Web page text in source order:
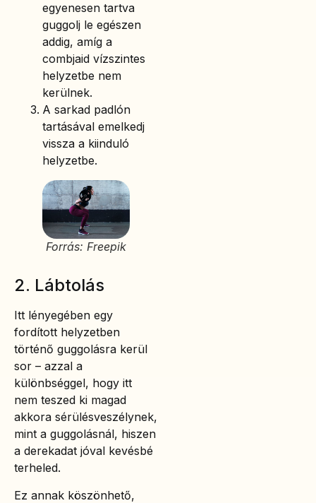
egyenesen tartva
guggolj le egészen
addig, amíg a
combjaid vízszintes
helyzetbe nem
kerülnek.
A sarkad padlón
tartásával emelkedj
vissza a kiinduló
helyzetbe.
Forrás: Freepik
2. Lábtolás
Itt lényegében egy
fordított helyzetben
történő guggolásra kerül
sor – azzal a
különbséggel, hogy itt
nem teszed ki magad
akkora sérülésveszélynek,
mint a guggolásnál, hiszen
a derekadat jóval kevésbé
terheled.
Ez annak köszönhető,